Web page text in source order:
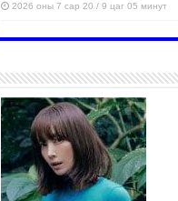
2026 оны 7 сар 20 / 9 цаг 05 минут
ЭМГЭНЭЛ
Аяллаа зөв
иргэдэд
2026 оны 7
Үер усны
сэргийлж,